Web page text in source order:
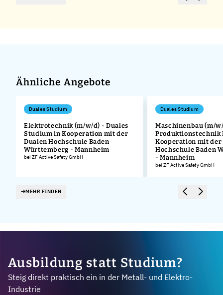
Ähnliche Angebote
Duales Studium
Elektrotechnik (m/w/d) - Duales
Studium in Kooperation mit der
Dualen Hochschule Baden
Württemberg - Mannheim
bei ZF Active Safety GmbH
Duales Studium
Maschinenbau (m/
Produktionstechnik
Kooperation mit der
Hochschule Baden
- Mannheim
bei ZF Active Safety GmbH
MEHR FINDEN
Ausbildung statt Studium?
Steig direkt praktisch ein in der Metall- und Elektro-
Industrie